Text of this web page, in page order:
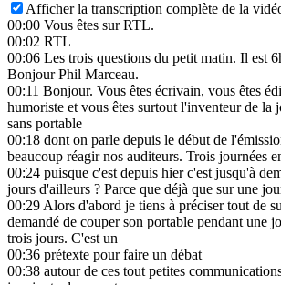
Afficher la transcription complète de la
00:00 Vous êtes sur RTL.
00:02 RTL
00:06 Les trois questions du petit matin. Il est
Bonjour Phil Marceau.
00:11 Bonjour. Vous êtes écrivain, vous êtes
humoriste et vous êtes surtout l'inventeur de la
sans portable
00:18 dont on parle depuis le début de
beaucoup réagir nos auditeurs. Trois journées
00:24 puisque c'est depuis hier c'est jusqu'à
jours d'ailleurs ? Parce que déjà que sur une
00:29Alors d'abord je tiens à préciser tout de
demandé de couper son portable pendant une
trois jours. C'est un
00:36 prétexte pour faire un débat
00:38 autour de ces tout petites